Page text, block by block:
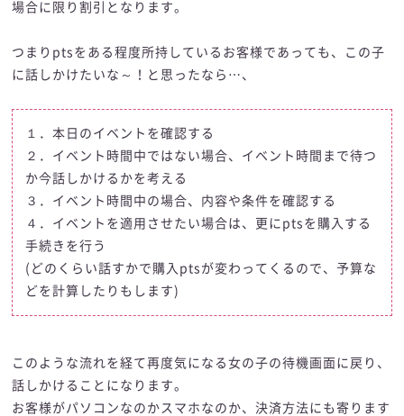
場合に限り割引となります。
つまりptsをある程度所持しているお客様であっても、この子
に話しかけたいな～！と思ったなら…、
１．本日のイベントを確認する
２．イベント時間中ではない場合、イベント時間まで待つ
か今話しかけるかを考える
３．イベント時間中の場合、内容や条件を確認する
４．イベントを適用させたい場合は、更にptsを購入する
手続きを行う
(どのくらい話すかで購入ptsが変わってくるので、予算な
どを計算したりもします)
このような流れを経て再度気になる女の子の待機画面に戻り、
話しかけることになります。
お客様がパソコンなのかスマホなのか、決済方法にも寄ります